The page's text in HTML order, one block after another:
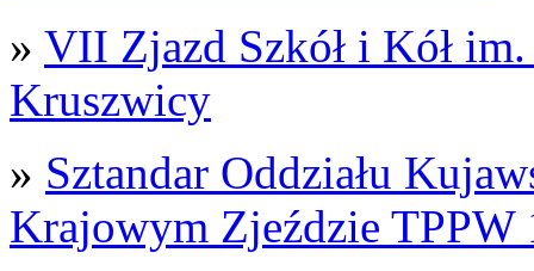
» VII Zjazd Szkół i Kół
Kruszwicy
» Sztandar Oddziału
Krajowym Zjeździe TPPW